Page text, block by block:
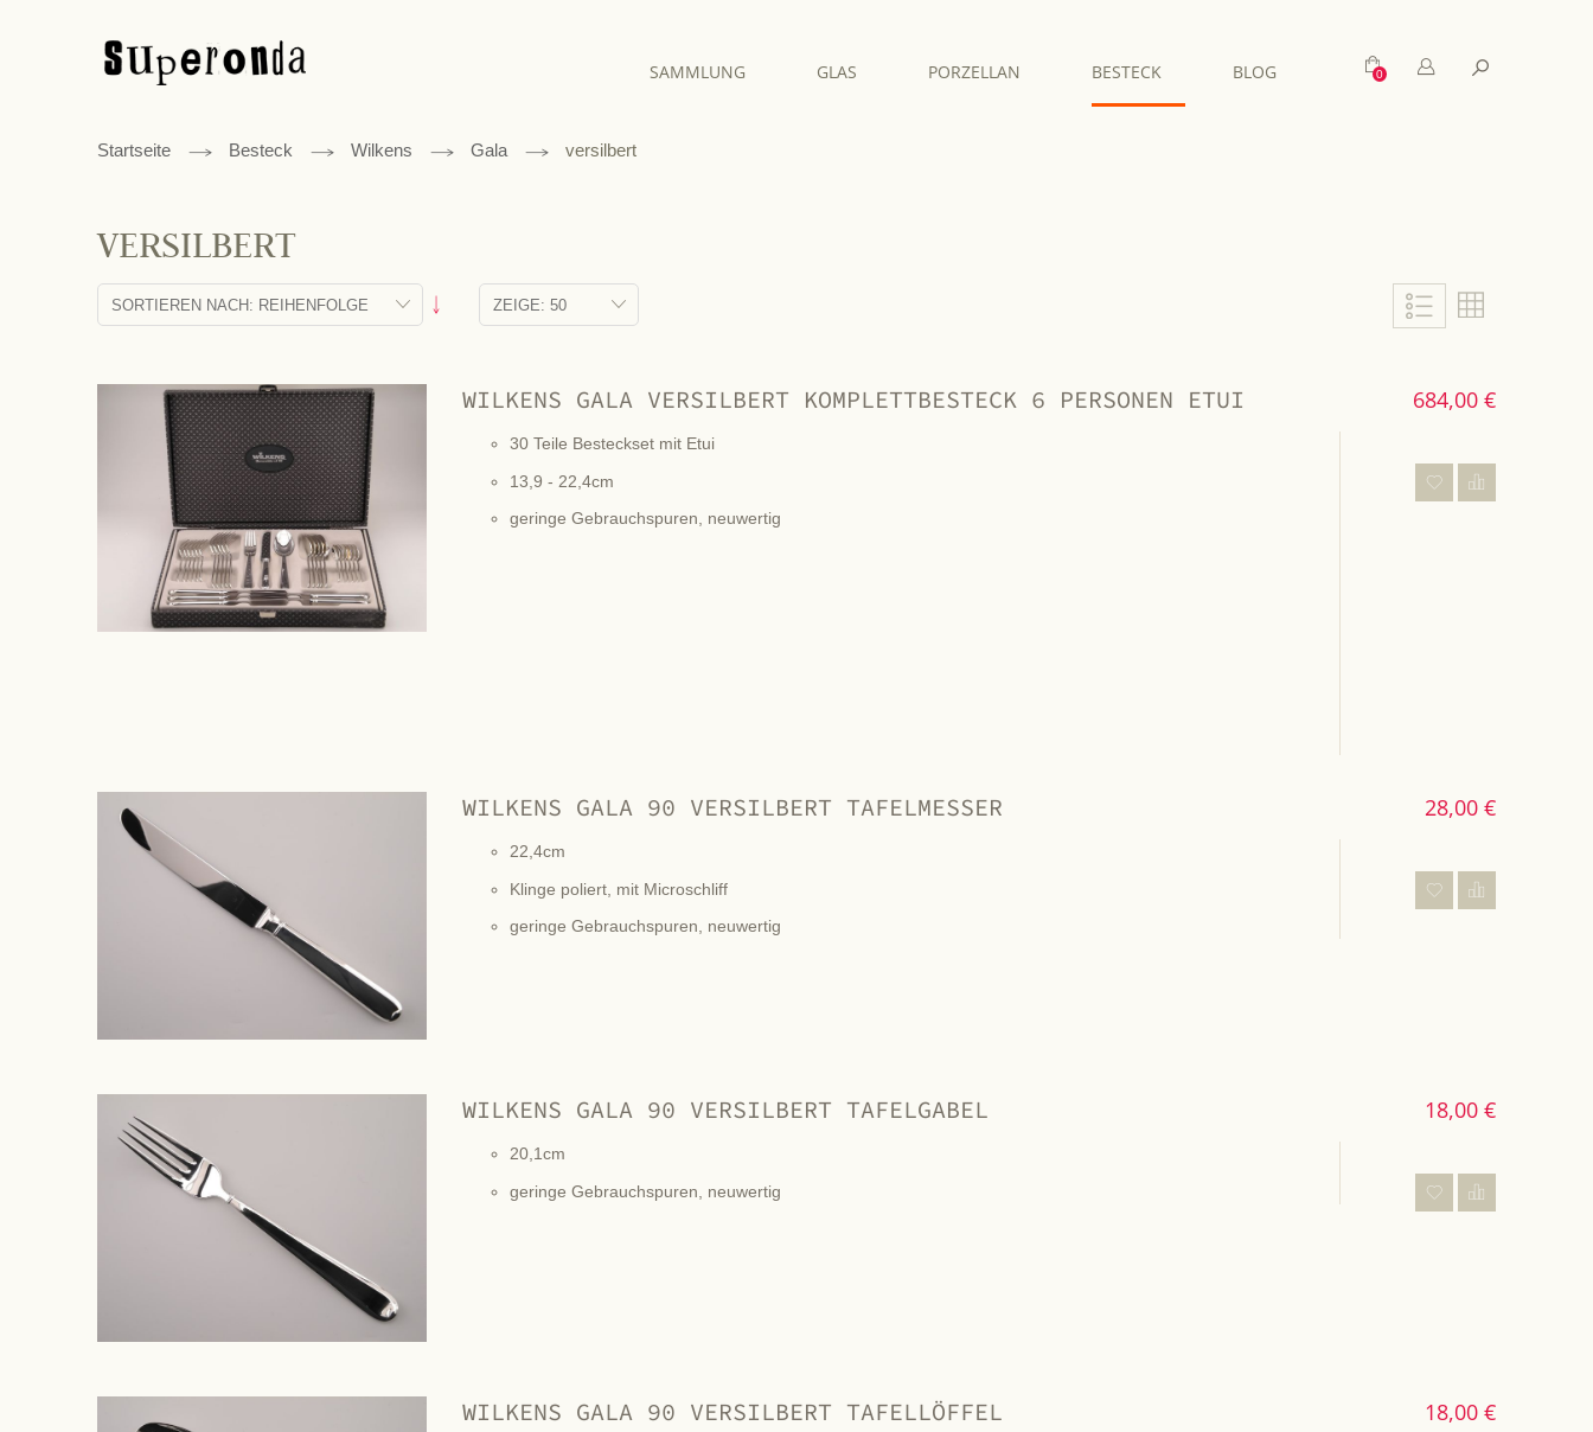
SAMMLUNG GLAS PORZELLAN BESTECK BLOG Mein WarenkorbSuche
Startseite Besteck Wilkens Gala versilbert
VERSILBERT
Liste
Absteigend
sortieren
WILKENS GALA VERSILBERT KOMPLETTBESTECK 6 PERSONEN ETUI
30 Teile Besteckset mit Etui
13,9 - 22,4cm
geringe Gebrauchspuren, neuwertig
684,00 €
WILKENS GALA 90 VERSILBERT TAFELMESSER
22,4cm
Klinge poliert, mit Microschliff
geringe Gebrauchspuren, neuwertig
28,00 €
WILKENS GALA 90 VERSILBERT TAFELGABEL
20,1cm
geringe Gebrauchspuren, neuwertig
18,00 €
WILKENS GALA 90 VERSILBERT TAFELLÖFFEL 18,00 €